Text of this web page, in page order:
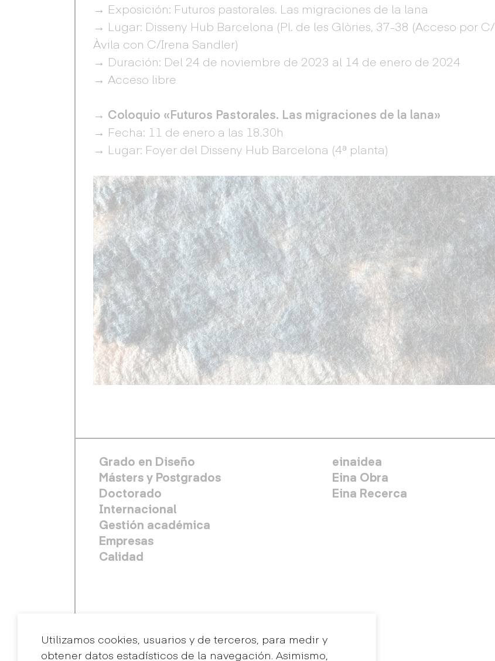
→ Exposición: Futuros pastorales. Las migraciones de la lana
→ Lugar: Disseny Hub Barcelona (Pl. de les Glòries, 37-38 (Acceso por C/
Àvila con C/Irena Sandler)
→ Duración: Del 24 de noviembre de 2023 al 14 de enero de 2024
→ Acceso libre
→ Coloquio «Futuros Pastorales. Las migraciones de la lana»
→ Fecha: 11 de enero a las 18.30h
→ Lugar: Foyer del Disseny Hub Barcelona (4ª planta)
Utilizamos cookies, usuarios y de terceros, para medir y
obtener datos estadísticos de la navegación. Asimismo,
FOOTER PRINCIPAL
Grado en Diseño
Másters y Postgrados
Doctorado
Internacional
Gestión académica
Empresas
Calidad
MENÚ SECUNDARIO
einaidea
Eina Obra
Eina Recerca